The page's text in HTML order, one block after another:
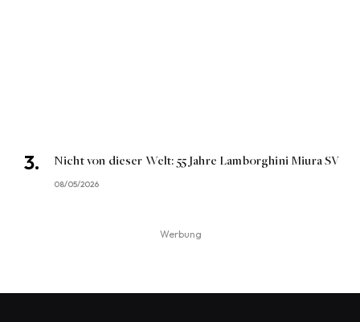
Nicht von dieser Welt: 55 Jahre Lamborghini Miura SV
08/05/2026
Werbung